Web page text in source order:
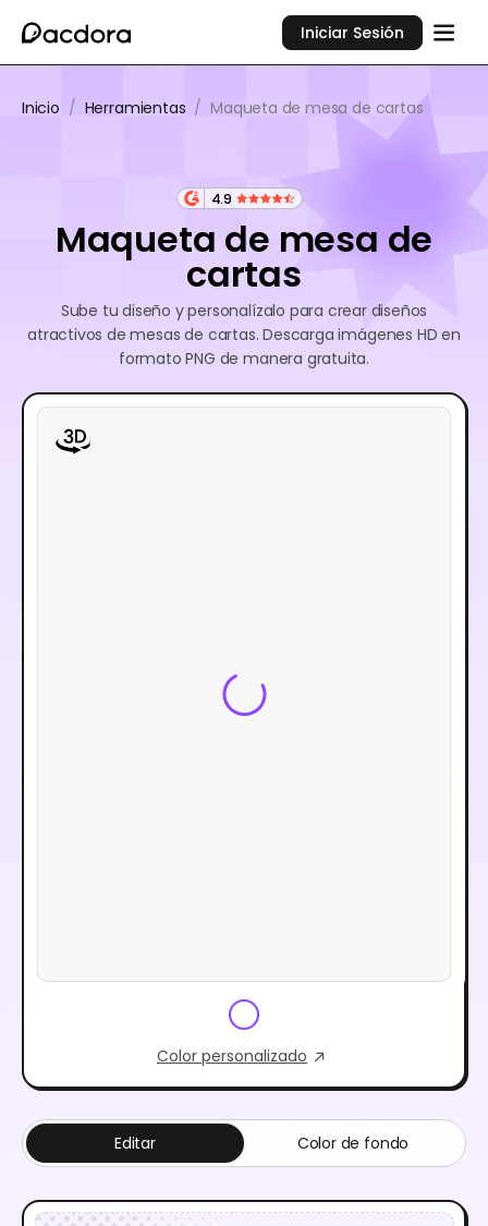
Iniciar Sesión
Inicio / Herramientas / Maqueta de mesa de cartas
4.9
Maqueta de mesa de
cartas
Sube tu diseño y personalízalo para crear diseños
atractivos de mesas de cartas. Descarga imágenes HD en
formato PNG de manera gratuita.
Color personalizado
Editar Color de fondo